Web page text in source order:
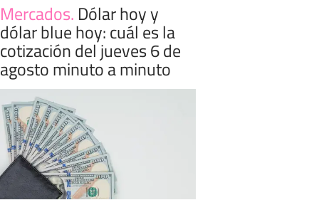
Mercados. Dólar hoy y
dólar blue hoy: cuál es la
cotización del jueves 6 de
agosto minuto a minuto